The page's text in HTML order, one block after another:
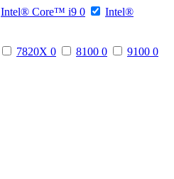
Intel® Core™ i9 0
Intel®
7820X 0 8100 0 9100 0